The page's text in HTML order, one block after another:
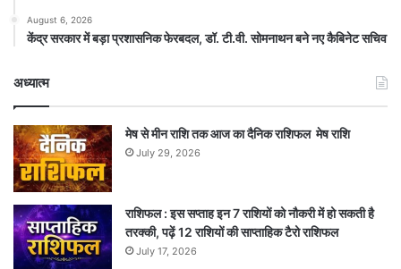
August 6, 2026
केंद्र सरकार में बड़ा प्रशासनिक फेरबदल, डॉ. टी.वी. सोमनाथन बने नए कैबिनेट सचिव
अध्यात्म
मेष से मीन राशि तक आज का दैनिक राशिफल मेष राशि
July 29, 2026
राशिफल : इस सप्ताह इन 7 राशियों को नौकरी में हो सकती है
तरक्की, पढ़ें 12 राशियों की साप्ताहिक टैरो राशिफल
July 17, 2026